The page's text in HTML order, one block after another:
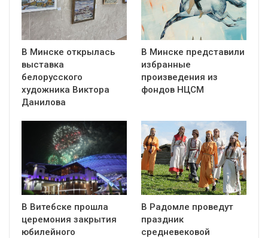
В Минске открылась
выставка
белорусского
художника Виктора
Данилова
В Минске представили
избранные
произведения из
фондов НЦСМ
В Витебске прошла
церемония закрытия
юбилейного
В Радомле проведут
праздник
средневековой